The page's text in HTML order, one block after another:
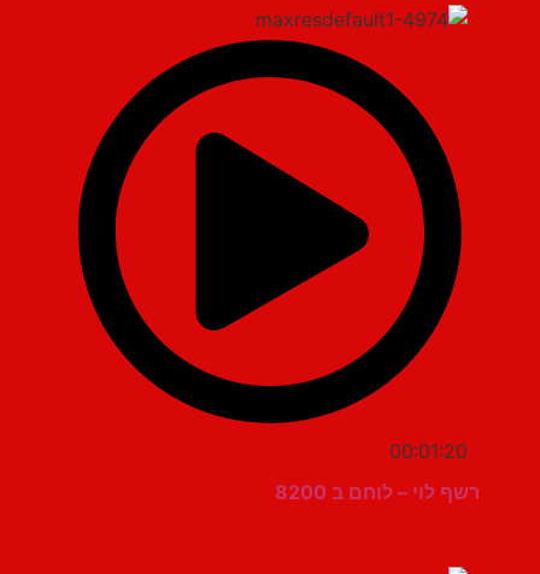
00:01:20
רשף לוי – לוחם ב 8200